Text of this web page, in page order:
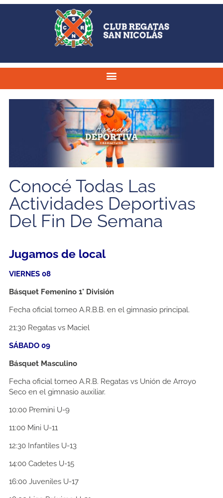
Conocé Todas Las
Actividades Deportivas
Del Fin De Semana
Jugamos de local
VIERNES 08
Básquet Femenino 1° División
Fecha oficial torneo A.R.B.B. en el gimnasio principal.
21:30 Regatas vs Maciel
SÁBADO 09
Básquet Masculino
Fecha oficial torneo A.R.B. Regatas vs Unión de Arroyo
Seco en el gimnasio auxiliar.
10:00 Premini U-9
11:00 Mini U-11
12:30 Infantiles U-13
14:00 Cadetes U-15
16:00 Juveniles U-17